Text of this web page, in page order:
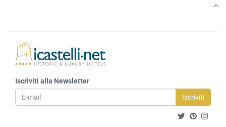
Iscriviti alla Newsletter
Iscriviti